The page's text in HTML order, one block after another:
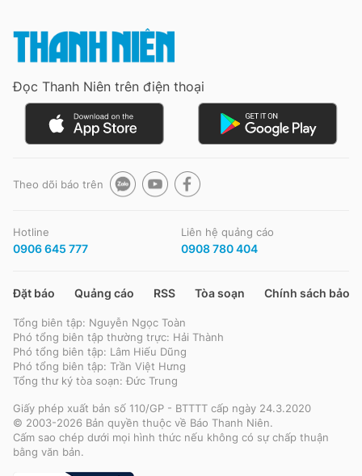
Đọc Thanh Niên trên điện thoại
Theo dõi báo trên
Hotline
0906 645 777
Liên hệ quảng cáo
0908 780 404
Đặt báo Quảng cáo RSS Tòa soạn Chính sách bảo
Tổng biên tập: Nguyễn Ngọc Toàn
Phó tổng biên tập thường trực: Hải Thành
Phó tổng biên tập: Lâm Hiếu Dũng
Phó tổng biên tập: Trần Việt Hưng
Tổng thư ký tòa soạn: Đức Trung
Giấy phép xuất bản số 110/GP - BTTTT cấp ngày 24.3.2020
© 2003-2026 Bản quyền thuộc về Báo Thanh Niên.
Cấm sao chép dưới mọi hình thức nếu không có sự chấp thuận
bằng văn bản.